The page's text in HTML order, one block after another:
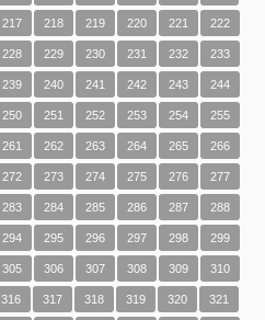
217 218 219 220 221 222
228 229 230 231 232 233
239 240 241 242 243 244
250 251 252 253 254 255
261 262 263 264 265 266
272 273 274 275 276 277
283 284 285 286 287 288
294 295 296 297 298 299
305 306 307 308 309 310
316 317 318 319 320 321